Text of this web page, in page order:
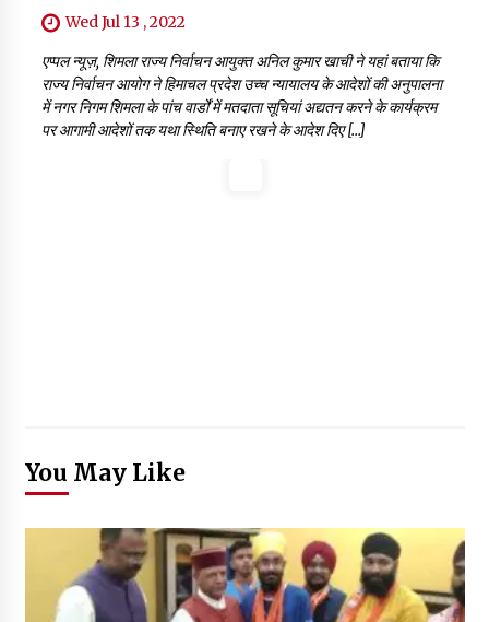
Wed Jul 13 , 2022
एप्पल न्यूज़, शिमला राज्य निर्वाचन आयुक्त अनिल कुमार खाची ने यहां बताया कि
राज्य निर्वाचन आयोग ने हिमाचल प्रदेश उच्च न्यायालय के आदेशों की अनुपालना
में नगर निगम शिमला के पांच वार्डों में मतदाता सूचियां अद्यतन करने के कार्यक्रम
पर आगामी आदेशों तक यथा स्थिति बनाए रखने के आदेश दिए […]
You May Like